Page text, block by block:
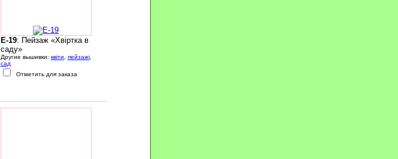
E-19: Пейзаж «Хвіртка в
саду»
Другие вышивки: квіти пейзажі,
сад
Отметить для заказа